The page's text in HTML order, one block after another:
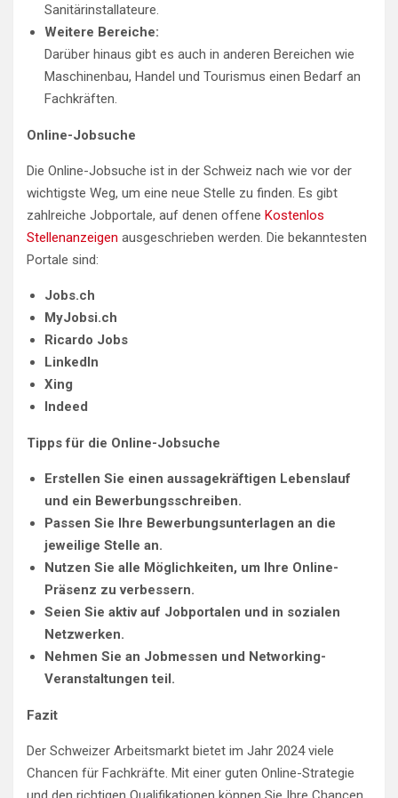
Sanitärinstallateure.
Weitere Bereiche:
Darüber hinaus gibt es auch in anderen Bereichen wie
Maschinenbau, Handel und Tourismus einen Bedarf an
Fachkräften.
Online-Jobsuche
Die Online-Jobsuche ist in der Schweiz nach wie vor der
wichtigste Weg, um eine neue Stelle zu finden. Es gibt
zahlreiche Jobportale, auf denen offene Kostenlos
Stellenanzeigen ausgeschrieben werden. Die bekanntesten
Portale sind:
Jobs.ch
MyJobsi.ch
Ricardo Jobs
LinkedIn
Xing
Indeed
Tipps für die Online-Jobsuche
Erstellen Sie einen aussagekräftigen Lebenslauf
und ein Bewerbungsschreiben.
Passen Sie Ihre Bewerbungsunterlagen an die
jeweilige Stelle an.
Nutzen Sie alle Möglichkeiten, um Ihre Online-
Präsenz zu verbessern.
Seien Sie aktiv auf Jobportalen und in sozialen
Netzwerken.
Nehmen Sie an Jobmessen und Networking-
Veranstaltungen teil.
Fazit
Der Schweizer Arbeitsmarkt bietet im Jahr 2024 viele
Chancen für Fachkräfte. Mit einer guten Online-Strategie